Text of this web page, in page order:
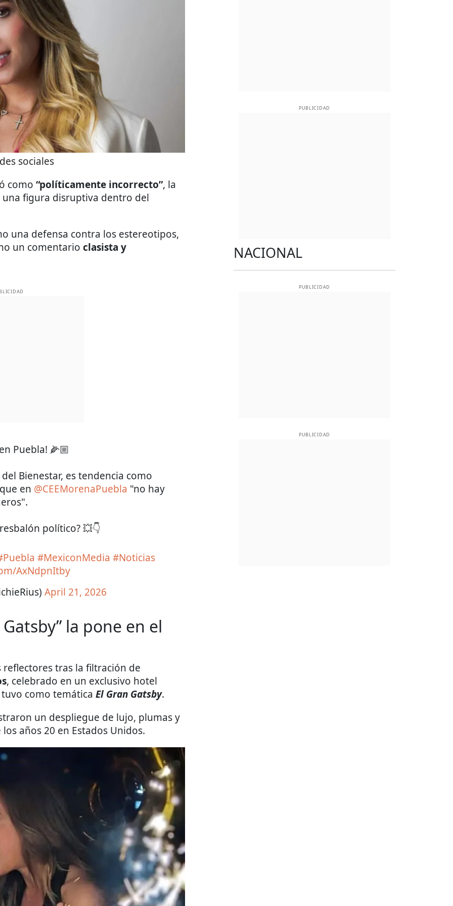
sociales
como “políticamente incorrecto”, la
figura disruptiva dentro del
una defensa contra los estereotipos,
un comentario clasista y
Puebla! 🌽🏼
Bienestar, es tendencia como
en @CEEMorenaPuebla "no hay
político? 💥👇
#MexiconMedia #Noticias
AxNdpnItby
April 21, 2026
la pone en el
tras la filtración de
, celebrado en un exclusivo hotel
como temática El Gran Gatsby.
un despliegue de lujo, plumas y
años 20 en Estados Unidos.
PUBLICIDAD
NACIONAL
PUBLICIDAD
PUBLICIDAD